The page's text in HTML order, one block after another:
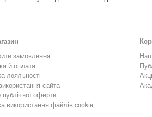
замовлення
й оплата
лояльності
сайта
публічної оферти
використання файлів cookie